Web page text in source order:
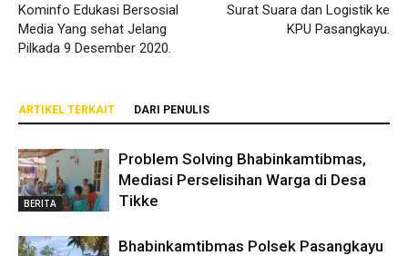
Kominfo Edukasi Bersosial
Media Yang sehat Jelang
Pilkada 9 Desember 2020.
Surat Suara dan Logistik ke
KPU Pasangkayu.
ARTIKEL TERKAIT DARI PENULIS
BERITA
Problem Solving Bhabinkamtibmas,
Mediasi Perselisihan Warga di Desa
Tikke
Bhabinkamtibmas Polsek Pasangkayu